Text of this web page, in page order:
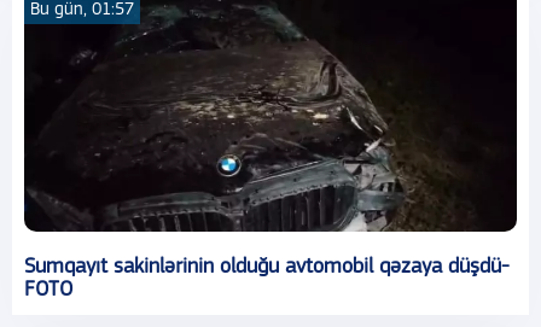
Bu gün, 01:57
Sumqayıt sakinlərinin olduğu avtomobil qəzaya düşdü-
FOTO